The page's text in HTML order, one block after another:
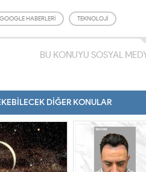
GOOGLE HABERLERI TEKNOLOJI
BU KONUYU SOSYAL
DİĞER KONULAR